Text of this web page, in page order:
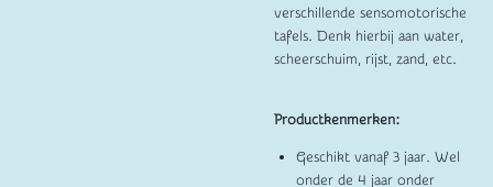
verschillende sensomotorische
tafels. Denk hierbij aan water,
scheerschuim, rijst, zand, etc.
Productkenmerken:
Geschikt vanaf 3 jaar. Wel
onder de 4 jaar onder